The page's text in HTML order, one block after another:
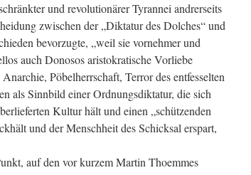
und revolutionärer Tyrannei andrerseits
zwischen der „Diktatur des Dolches“ und
bevorzugte, „weil sie vornehmer und
auch Donosos aristokratische Vorliebe
Pöbelherrschaft, Terror des entfesselten
als Sinnbild einer Ordnungsdiktatur, die sich
Kultur hält und einen „schützenden
und der Menschheit des Schicksal erspart,
auf den vor kurzem Martin Thoemmes